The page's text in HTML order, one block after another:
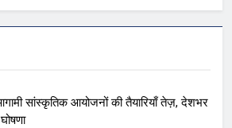
सांस्कृतिक आयोजनों की तैयारियाँ तेज़, देशभर